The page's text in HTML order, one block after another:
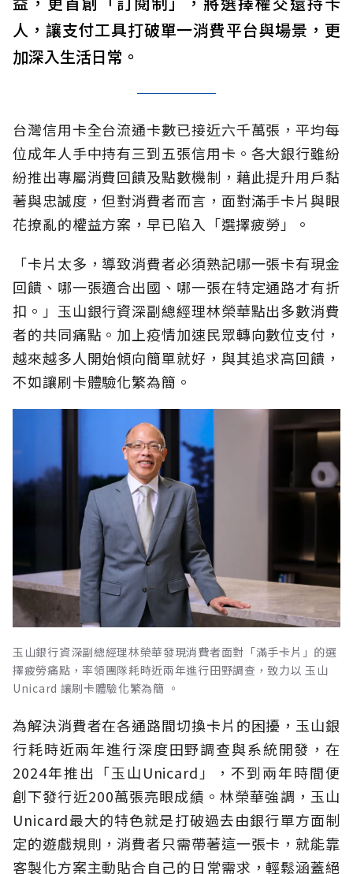
人，讓支付工具打破單一消費平台與場景，更
加深入生活日常。
台灣信用卡全台流通卡數已接近六千萬張，平均每
位成年人手中持有三到五張信用卡。各大銀行雖紛
紛推出專屬消費回饋及點數機制，藉此提升用戶黏
著與忠誠度，但對消費者而言，面對滿手卡片與眼
花撩亂的權益方案，早已陷入「選擇疲勞」。
「卡片太多，導致消費者必須熟記哪一張卡有現金
回饋、哪一張適合出國、哪一張在特定通路才有折
扣。」玉山銀行資深副總經理林榮華點出多數消費
者的共同痛點。加上疫情加速民眾轉向數位支付，
越來越多人開始傾向簡單就好，與其追求高回饋，
不如讓刷卡體驗化繁為簡。
玉山銀行資深副總經理林榮華發現消費者面對「滿手卡片」的選
擇疲勞痛點，率領團隊耗時近兩年進行田野調查，致力以 玉山
Unicard 讓刷卡體驗化繁為簡 。
為解決消費者在各通路間切換卡片的困擾，玉山銀
行耗時近兩年進行深度田野調查與系統開發，在
2024年推出「玉山Unicard」，不到兩年時間便
創下發行近200萬張亮眼成績。林榮華強調，玉山
Unicard最大的特色就是打破過去由銀行單方面制
定的遊戲規則，消費者只需帶著這一張卡，就能靠
客製化方案主動貼合自己的日常需求，輕鬆涵蓋絕